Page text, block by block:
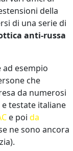
della
di una serie di
anti-russa
ad esempio
che
da numerosi
testate italiane
e poi da
ne sono ancora